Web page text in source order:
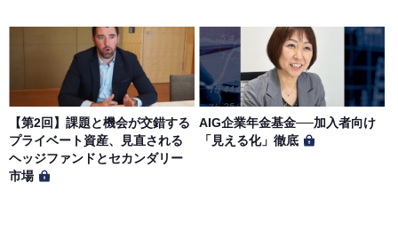
【第2回】課題と機会が交錯する
プライベート資産、見直される
ヘッジファンドとセカンダリー
市場
AIG企業年金基金──加入者向け
「見える化」徹底